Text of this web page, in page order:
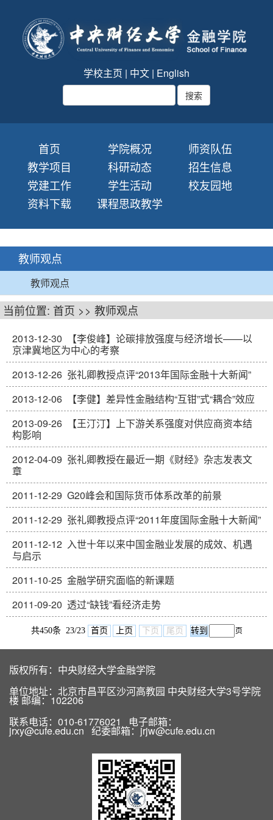
学校主页 | 中文 | English
首页 学院概况
师资队伍
教学项目
科研动态
招生信息
党建工作
学生活动
校友园地
资料下载
课程思政教学
教师观点
教师观点
当前位置: 首页 >> 教师观点
2013-12-30
【李俊峰】论碳排放强度与经济增长——以
京津冀地区为中心的考察
2013-12-26 张礼卿教授点评“2013年国际金融十大新闻”
2013-12-06
【李健】差异性金融结构“互钳”式“耦合”效应
2013-09-26
【王汀汀】上下游关系强度对供应商资本结
构影响
2012-04-09 张礼卿教授在最近一期《财经》杂志发表文
章
2011-12-29 G20峰会和国际货币体系改革的前景
2011-12-29 张礼卿教授点评“2011年度国际金融十大新闻”
2011-12-12 入世十年以来中国金融业发展的成效、机遇
与启示
2011-10-25 金融学研究面临的新课题
2011-09-20 透过“缺钱”看经济走势
共450条 23/23 首页 上页 下页 尾页 页
版权所有：中央财经大学金融学院
单位地址：北京市昌平区沙河高教园 中央财经大学3号学院
楼 邮编：102206
联系电话：010-61776021 电子邮箱：
jrxy@cufe.edu.cn 纪委邮箱：jrjw@cufe.edu.cn